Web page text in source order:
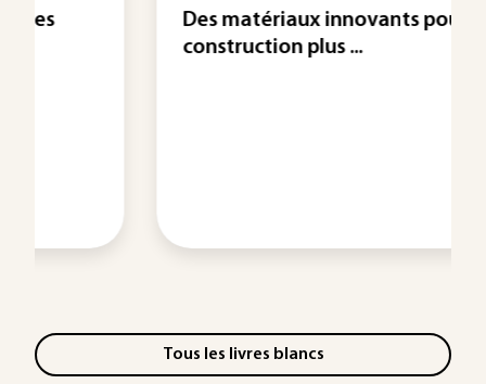
Des matériaux innovants pour une
construction plus ...
Tous les livres blancs